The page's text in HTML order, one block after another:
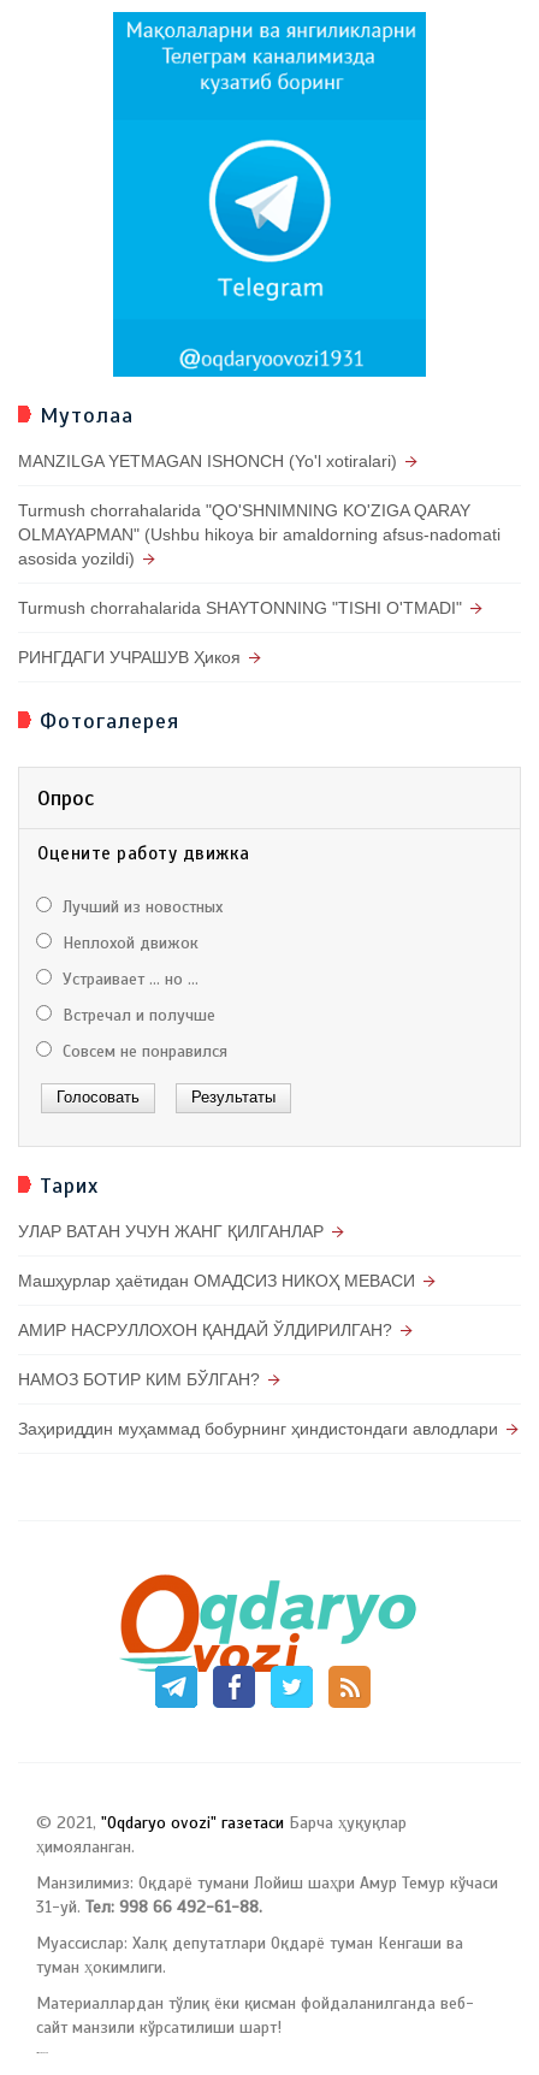
Мутолаа
MANZILGA YETMAGAN ISHONCH (Yo'l xotiralari)
Turmush chorrahalarida "QO'SHNIMNING KO'ZIGA QARAY
OLMAYAPMAN" (Ushbu hikoya bir amaldorning afsus-nadomati
asosida yozildi)
Turmush chorrahalarida SHAYTONNING "TISHI O'TMADI"
РИНГДАГИ УЧРАШУВ Ҳикоя
Фотогалерея
Опрос
Оцените работу движка
Лучший из новостных
Неплохой движок
Устраивает ... но ...
Встречал и получше
Совсем не понравился
Тарих
УЛАР ВАТАН УЧУН ЖАНГ ҚИЛГАНЛАР
Машҳурлар ҳаётидан ОМАДСИЗ НИКОҲ МЕВАСИ
АМИР НАСРУЛЛОХОН ҚАНДАЙ ЎЛДИРИЛГАН?
НАМОЗ БОТИР КИМ БЎЛГАН?
Заҳириддин муҳаммад бобурнинг ҳиндистондаги авлодлари
© 2021, "Oqdaryo ovozi" газетаси Барча ҳуқуқлар
ҳимояланган.
Манзилимиз: Оқдарё тумани Лойиш шаҳри Амур Темур кўчаси
31-уй. Тел: 998 66 492-61-88.
Муассислар: Халқ депутатлари Оқдарё туман Кенгаши ва
туман ҳокимлиги.
Материаллардан тўлиқ ёки қисман фойдаланилганда веб-
сайт манзили кўрсатилиши шарт!